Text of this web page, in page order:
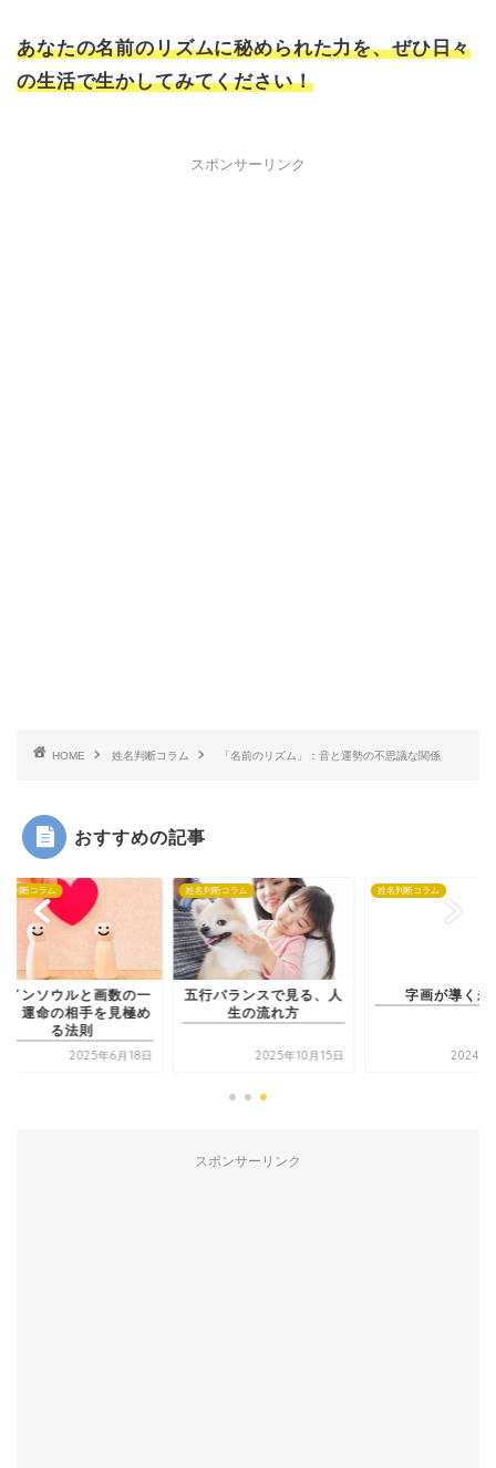
あなたの名前のリズムに秘められた力を、ぜひ日々
の生活で生かしてみてください！
スポンサーリンク
HOME 姓名判断コラム 「名前のリズム」：音と運勢の不思議な関係
おすすめの記事
断コラム
ンソウルと画数の一
運命の相手を見極め
る法則
2025年6月18日
姓名判断コラム
五行バランスで見る、人
生の流れ方
2025年10月15日
姓名判断コラム
字画が導く未来
2024年8
スポンサーリンク